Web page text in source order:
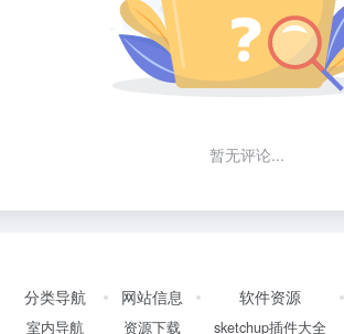
暂无评论...
分类导航
室内导航
网站信息
资源下载
软件资源
sketchup插件大全